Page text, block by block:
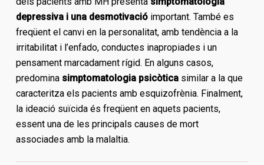
depressiva i una desmotivació important. També es
freqüent el canvi en la personalitat, amb tendència a la
irritabilitat i l’enfado, conductes inapropiades i un
pensament marcadament rígid. En alguns casos,
predomina simptomatologia psicòtica similar a la que
caracteritza els pacients amb esquizofrènia. Finalment,
la ideació suïcida és freqüent en aquets pacients,
essent una de les principals causes de mort
associades amb la malaltia.